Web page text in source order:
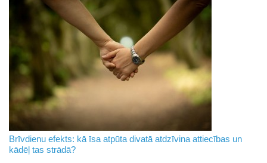
Brīvdienu efekts: kā īsa atpūta divatā atdzīvina attiecības un
kādēļ tas strādā?